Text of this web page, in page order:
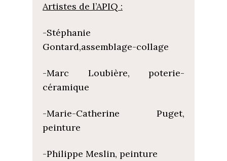
Artistes de l’APIQ :
-Stéphanie
Gontard,assemblage-collage
-Marc Loubière, poterie-
céramique
-Marie-Catherine Puget,
peinture
-Philippe Meslin, peinture